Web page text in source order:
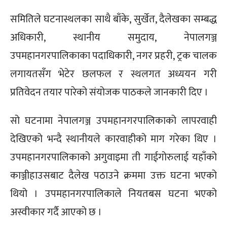
समितिले घटनास्थलका साथै बाँके, सुर्खेत, दैलेखका सम्बद्ध
अधिकारी, स्थानीय समुदाय, नेपालगञ्ज
उपमहानगरपालिकाका पदाधिकारी, नगर प्रहरी, ट्रक चालक
लगायतसँग भेटेर छलफल र स्थलगत अध्ययन गरी
प्रतिवेदन तयार पारेको संयोजक पाठकले जानकारी दिए ।
सो घटनामा नेपालगञ्ज उपमहानगरपालिकाको लापरवाही
देखिएको भन्दै स्थानीयले कारवाहीको माग गरेका थिए ।
उपमहानगरपालिकाको अगुवाइमा ती गाईगोरुलाई यहाँको
काञ्जीहाउसबाट दैलेख पठाउने क्रममा उक्त घटना भएको
थियो । उपमहानगरपालिकाले नियतबस घटना भएको
अस्वीकार गर्दै आएको छ ।